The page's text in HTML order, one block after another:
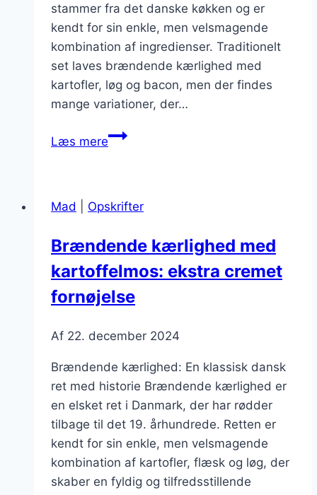
stammer fra det danske køkken og er
kendt for sin enkle, men velsmagende
kombination af ingredienser. Traditionelt
set laves brændende kærlighed med
kartofler, løg og bacon, men der findes
mange variationer, der…
Læs mereBrændende
til
madlavning
Mad Opskrifter
Brændende kærlighed med
kartoffelmos: ekstra cremet
fornøjelse
Af 22. december 2024
Brændende kærlighed: En klassisk dansk
ret med historie Brændende kærlighed er
en elsket ret i Danmark, der har rødder
tilbage til det 19. århundrede. Retten er
kendt for sin enkle, men velsmagende
kombination af kartofler, flæsk og løg, der
skaber en fyldig og tilfredsstillende